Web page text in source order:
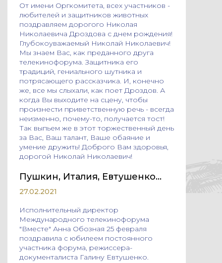
От имени Оргкомитета, всех участников -
любителей и защитников животных
поздравляем дорогого Николая
Николаевича Дроздова с днем рождения!
Глубокоуважаемый Николай Николаевич!
Мы знаем Вас, как преданного друга
телекинофорума. Защитника его
традиций, гениального шутника и
потрясающего рассказчика. И, конечно
же, все мы слыхали, как поет Дроздов. А
когда Вы выходите на сцену, чтобы
произнести приветственную речь - всегда
неизменно, почему-то, получается тост!
Так выпьем же в этот торжественный день
за Вас, Ваш талант, Ваше обаяние и
умение дружить! Доброго Вам здоровья,
дорогой Николай Николаевич!
Пушкин, Италия, Евтушенко…
27.02.2021
Исполнительный директор
Международного телекинофорума
"Вместе" Анна Обозная 25 февраля
поздравила с юбилеем постоянного
участника форума, режиссера-
документалиста Галину Евтушенко.